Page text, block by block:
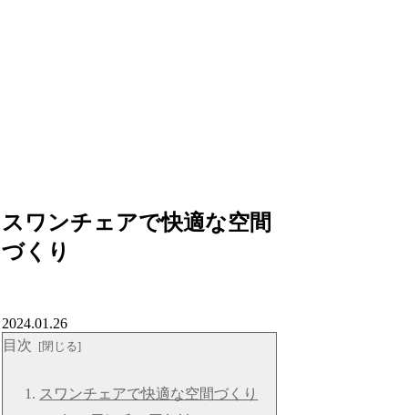
スワンチェアで快適な空間
づくり
2024.01.26
目次
スワンチェアで快適な空間づくり